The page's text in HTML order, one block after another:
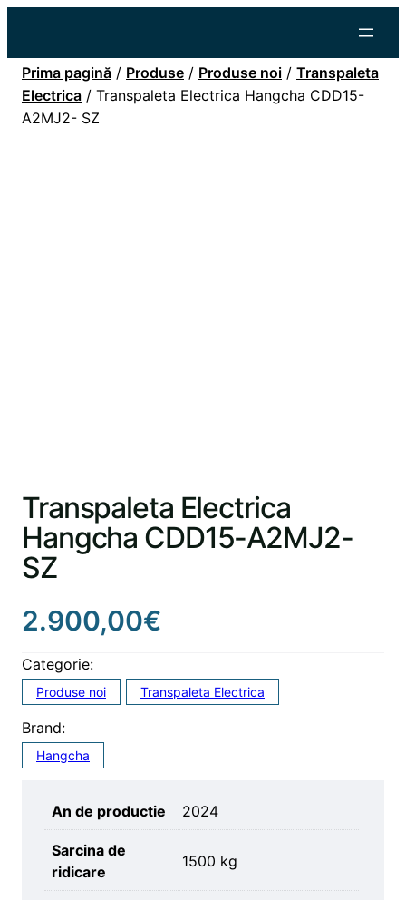
Prima pagină / Produse / Produse noi / Transpaleta
Electrica / Transpaleta Electrica Hangcha CDD15-
A2MJ2- SZ
Transpaleta Electrica
Hangcha CDD15-A2MJ2-
SZ
2.900,00€
Categorie:
Produse noi Transpaleta Electrica
Brand:
Hangcha
An de productie 2024
Sarcina de
ridicare
1500 kg